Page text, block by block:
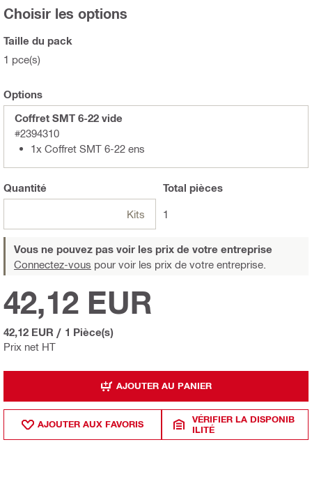
Choisir les options
Taille du pack
1 pce(s)
Options
Coffret SMT 6-22 vide
#2394310
1x Coffret SMT 6-22 ens
Quantité
Kits
Total pièces
1
Vous ne pouvez pas voir les prix de votre entreprise
Connectez-vous pour voir les prix de votre entreprise.
Prix net HT
42,12 EUR
42,12 EUR / 1 Pièce(s)
AJOUTER AU PANIER
AJOUTER AUX FAVORIS
VÉRIFIER LA DISPONIB
ILITÉ